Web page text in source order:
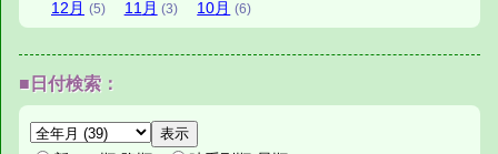
12 月 (5) 11 月 (3) 10月 (6)
■日付検索：